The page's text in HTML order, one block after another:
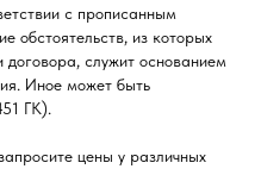
с прописанным
обстоятельств, из которых
служит основанием
Иное может быть
ГК).
цены у различных